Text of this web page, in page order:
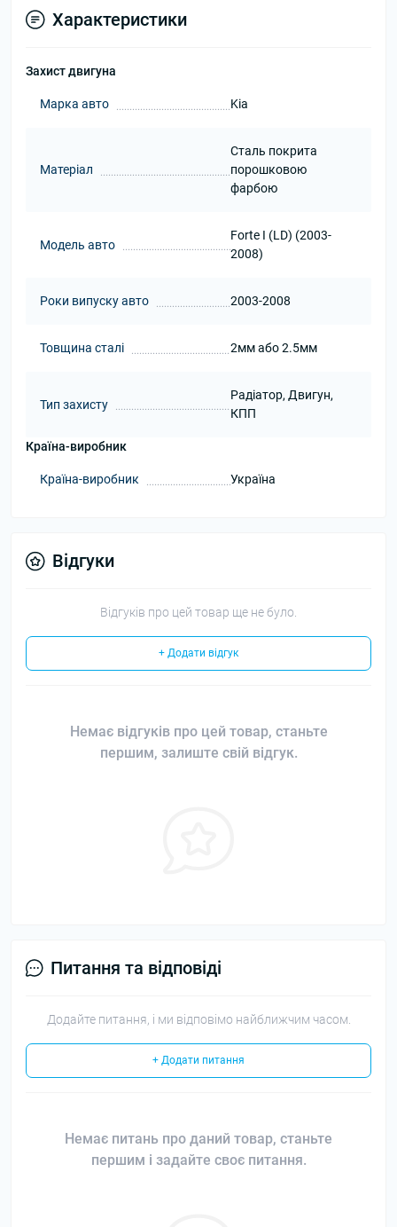
Характеристики
Захист двигуна
Марка авто Kia
Матеріал
Сталь покрита
порошковою
фарбою
Модель авто
Forte I (LD) (2003-
2008)
Роки випуску авто 2003-2008
Товщина сталі 2мм або 2.5мм
Тип захисту
Радіатор, Двигун,
КПП
Країна-виробник
Країна-виробник Україна
Відгуки
Відгуків про цей товар ще не було.
+ Додати відгук
Немає відгуків про цей товар, станьте
першим, залиште свій відгук.
Питання та відповіді
Додайте питання, і ми відповімо найближчим часом.
+ Додати питання
Немає питань про даний товар, станьте
першим і задайте своє питання.